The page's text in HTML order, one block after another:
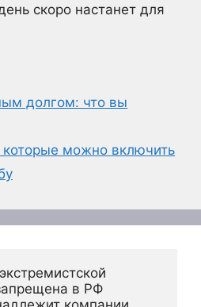
скоро настанет для
долгом: что вы
можно включить
в РФ